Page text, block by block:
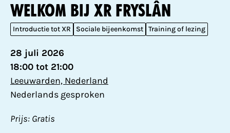
Welkom bij XR Fryslân
Introductie tot XR Sociale bijeenkomst Training of lezing
28 juli 2026
18:00 tot 21:00
Leeuwarden, Nederland
Nederlands gesproken
Prijs: Gratis